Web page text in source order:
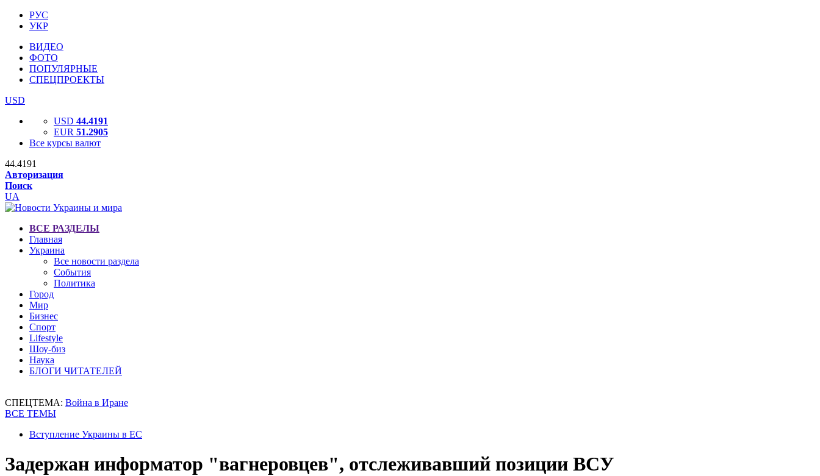
РУС
УКР
ВИДЕО
ФОТО
ПОПУЛЯРНЫЕ
СПЕЦПРОЕКТЫ
USD
USD 44.4191
EUR 51.2905
Все курсы валют
44.4191
Авторизация
Поиск
UA
ВСЕ РАЗДЕЛЫ
Главная
Украина
Все новости раздела
События
Политика
Город
Мир
Бизнес
Спорт
Lifestyle
Шоу-биз
Наука
БЛОГИ ЧИТАТЕЛЕЙ
СПЕЦТЕМА: Война в Иране
ВСЕ ТЕМЫ
Вступление Украины в ЕС
Задержан информатор "вагнеровцев", отслеживавший позиции ВСУ